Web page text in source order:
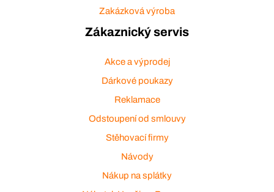
Zakázková výroba
Zákaznický servis
Akce a výprodej
Dárkové poukazy
Reklamace
Odstoupení od smlouvy
Stěhovací firmy
Návody
Nákup na splátky